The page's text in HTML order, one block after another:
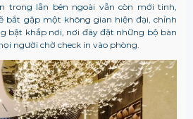
trong lẫn bên ngoài vẫn còn mới tinh,
bắt gặp một không gian hiện đại, chỉnh
bật khắp nơi, nơi đây đặt những bộ bàn
người chờ check in vào phòng.